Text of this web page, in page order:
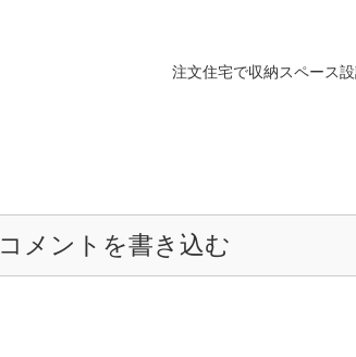
注文住宅で収納スペース
コメントを書き込む